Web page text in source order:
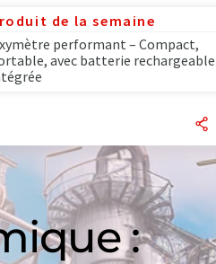
de la semaine
performant – Compact,
avec batterie rechargeable
: